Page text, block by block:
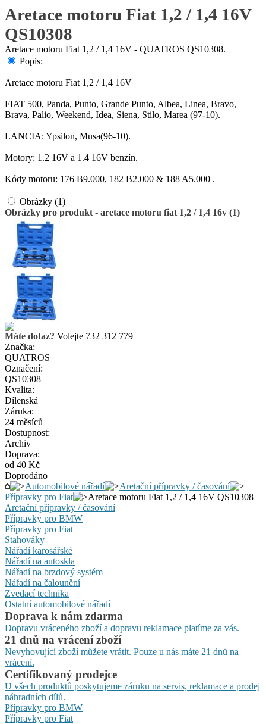
Aretace motoru Fiat 1,2 / 1,4 16V
QS10308
Aretace motoru Fiat 1,2 / 1,4 16V - QUATROS QS10308.
Popis:
Aretace motoru Fiat 1,2 / 1,4 16V
FIAT 500, Panda, Punto, Grande Punto, Albea, Linea, Bravo,
Brava, Palio, Weekend, Idea, Siena, Stilo, Marea (97-10).
LANCIA: Ypsilon, Musa(96-10).
Motory: 1.2 16V a 1.4 16V benzín.
Kódy motoru: 176 B9.000, 182 B2.000 & 188 A5.000 .
Obrázky (1)
Obrázky pro produkt - aretace motoru fiat 1,2 / 1,4 16v (1)
Máte dotaz? Volejte 732 312 779
Značka:
QUATROS
Označení:
QS10308
Kvalita:
Dílenská
Záruka:
24 měsíců
Dostupnost:
Archiv
Doprava:
od 40 Kč
Doprodáno
Automobilové nářadí
Aretační přípravky / časování
Přípravky pro Fiat
Aretace motoru Fiat 1,2 / 1,4 16V QS10308
Aretační přípravky / časování
Přípravky pro BMW
Přípravky pro Fiat
Stahováky
Nářadí karosářské
Nářadí na autoskla
Nářadí na brzdový systém
Nářadí na čalounění
Zvedací technika
Ostatní automobilové nářadí
Doprava k nám zdarma
Dopravu vráceného zboží a dopravu reklamace platíme za vás.
21 dnů na vrácení zboží
Nevyhovující zboží můžete vrátit. Pouze u nás máte 21 dnů na
vrácení.
Certifikovaný prodejce
U všech produktů poskytujeme záruku na servis, reklamace a prodej
náhradních dílů.
Přípravky pro BMW
Přípravky pro Fiat